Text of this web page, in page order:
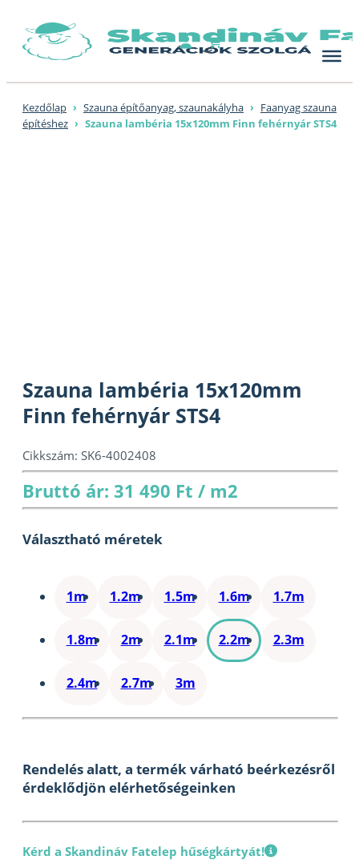
content
Kezdőlap › Szauna építőanyag, szaunakályha › Faanyag szauna
építéshez › Szauna lambéria 15x120mm Finn fehérnyár STS4
Szauna lambéria 15x120mm
Finn fehérnyár STS4
Cikkszám: SK6-4002408
Bruttó ár: 31 490 Ft / m2
Választható méretek
1m 1.2m 1.5m 1.6m 1.7m
1.8m 2m 2.1m 2.2m 2.3m
2.4m 2.7m 3m
Rendelés alatt, a termék várható beérkezésről
érdeklődjön elérhetőségeinken
Kérd a Skandináv Fatelep hűségkártyát!